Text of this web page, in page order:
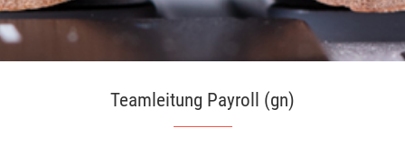
Teamleitung Payroll (gn)